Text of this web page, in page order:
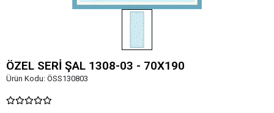
ÖZEL SERİ ŞAL 1308-03 - 70X190
Ürün Kodu: ÖSS130803